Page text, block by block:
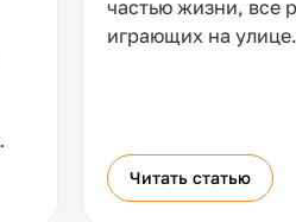
частью жизни, все
играющих на
но и
и Читать статью